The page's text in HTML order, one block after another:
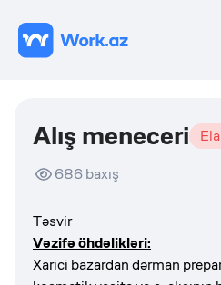
Alış meneceri
686baxış
Təsvir
Vəzifə öhdəlikləri:
Xarici bazardan dərman